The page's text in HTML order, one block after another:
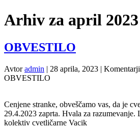
Arhiv za april 2023
OBVESTILO
Avtoradmin | 28 aprila, 2023 |
OBVESTILO
Cenjene stranke, obveščamo vas, da je
29.4.2023 zaprta. Hvala za razumevanje.
kolektiv cvetličarne Vacik